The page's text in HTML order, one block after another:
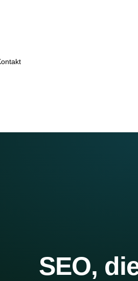
SEO,